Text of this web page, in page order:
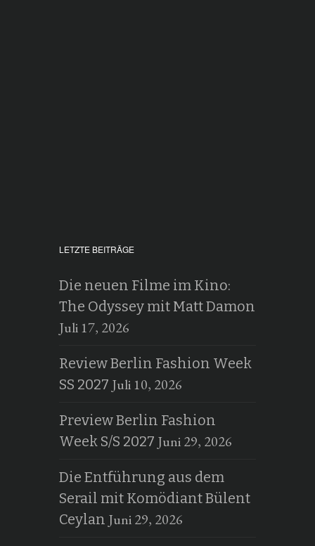
LETZTE BEITRÄGE
Die neuen Filme im Kino:
The Odyssey mit Matt Damon
Juli 17, 2026
Review Berlin Fashion Week
SS 2027 Juli 10, 2026
Preview Berlin Fashion
Week S/S 2027 Juni 29, 2026
Die Entführung aus dem
Serail mit Komödiant Bülent
Ceylan Juni 29, 2026